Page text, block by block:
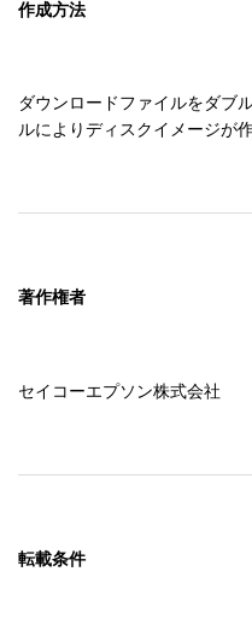
作成方法
ダウンロードファイルをダブ
ルによりディスクイメージが
著作権者
セイコーエプソン株式会社
転載条件